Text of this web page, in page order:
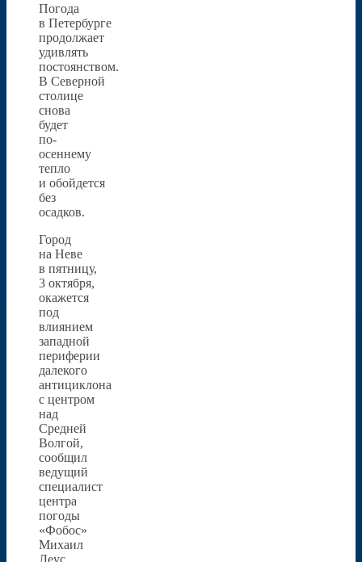
Погода
в Петербурге
продолжает
удивлять
постоянством.
В Северной
столице
снова
будет
по-
осеннему
тепло
и обойдется
без
осадков.
Город
на Неве
в пятницу,
3 октября,
окажется
под
влиянием
западной
периферии
далекого
антициклона
с центром
над
Средней
Волгой,
сообщил
ведущий
специалист
центра
погоды
«Фобос»
Михаил
Леус.